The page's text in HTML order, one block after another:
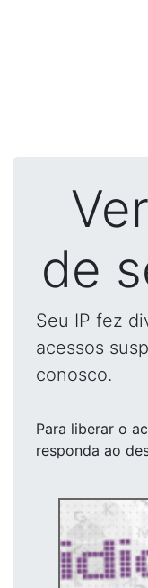
de
Seu IP fez
acessos
conosco.
Para liberar o
responda ao